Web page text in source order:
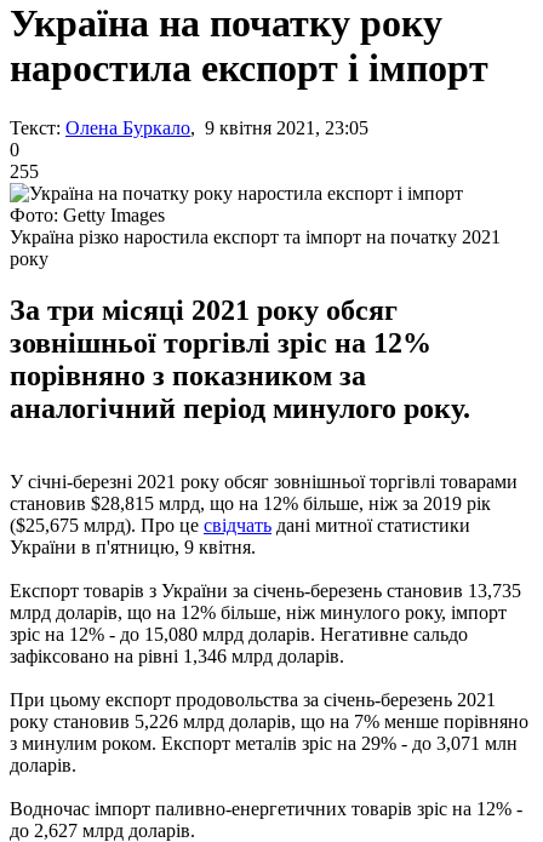
Україна на початку року
наростила експорт і імпорт
Текст: Олена Буркало, 9 квітня 2021, 23:05
0
255
Фото: Getty Images
Україна різко наростила експорт та імпорт на початку 2021
року
За три місяці 2021 року обсяг
зовнішньої торгівлі зріс на 12%
порівняно з показником за
аналогічний період минулого року.
У січні-березні 2021 року обсяг зовнішньої торгівлі товарами
становив $28,815 млрд, що на 12% більше, ніж за 2019 рік
($25,675 млрд). Про це свідчать дані митної статистики
України в п'ятницю, 9 квітня.
Експорт товарів з України за січень-березень становив 13,735
млрд доларів, що на 12% більше, ніж минулого року, імпорт
зріс на 12% - до 15,080 млрд доларів. Негативне сальдо
зафіксовано на рівні 1,346 млрд доларів.
При цьому експорт продовольства за січень-березень 2021
року становив 5,226 млрд доларів, що на 7% менше порівняно
з минулим роком. Експорт металів зріс на 29% - до 3,071 млн
доларів.
Водночас імпорт паливно-енергетичних товарів зріс на 12% -
до 2,627 млрд доларів.